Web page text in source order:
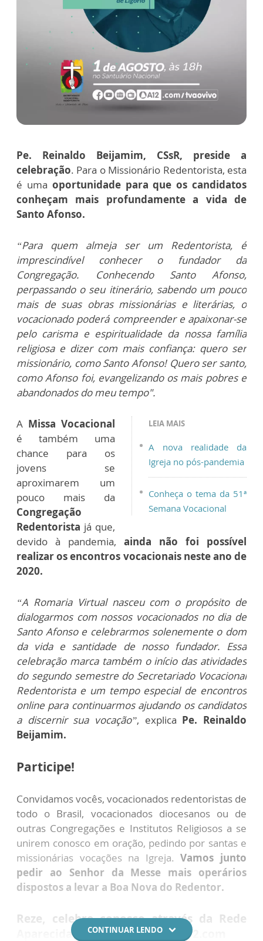
Pe. Reinaldo Beijamim, CSsR,
preside a
celebração. Para o Missionário Redentorista, esta
é uma oportunidade para que os candidatos
conheçam mais profundamente a vida de
Santo Afonso.
“Para quem almeja ser um Redentorista, é
imprescindível conhecer o fundador da
Congregação. Conhecendo Santo Afonso,
perpassando o seu itinerário, sabendo um pouco
mais de suas obras missionárias e literárias, o
vocacionado poderá compreender e apaixonar-se
pelo carisma e espiritualidade da nossa família
religiosa e dizer com mais confiança: quero ser
missionário, como Santo Afonso! Quero ser santo,
como Afonso foi, evangelizando os mais pobres e
abandonados do meu tempo".
LEIA MAIS
A nova realidade da
Igreja no pós-pandemia
Conheça o tema da 51ª
Semana Vocacional
A Missa Vocacional
é também uma
chance para os
jovens se
aproximarem um
pouco mais da
Congregação
Redentorista já que,
devido à pandemia, ainda não foi possível
realizar os encontros vocacionais neste ano de
2020.
“A Romaria Virtual nasceu com o propósito de
dialogarmos com nossos vocacionados no dia de
Santo Afonso e celebrarmos solenemente o dom
da vida e santidade de nosso fundador. Essa
celebração marca também o início das atividades
do segundo semestre do Secretariado Vocacional
Redentorista e um tempo especial de encontros
online para continuarmos ajudando os candidatos
a discernir sua vocação”, explica Pe. Reinaldo
Beijamim.
Participe!
Convidamos vocês, vocacionados redentoristas de
todo o Brasil, vocacionados diocesanos ou de
outras Congregações e Institutos Religiosos a se
unirem conosco em oração, pedindo por santas e
missionárias vocações na Igreja.Vamos junto
pedir ao Senhor da Messe mais operários
dispostos a levar a Boa Nova do Redentor.
Reze, celebre conosco através da Rede
Aparecida de Comunicação e A12.com
CONTINUAR LENDO